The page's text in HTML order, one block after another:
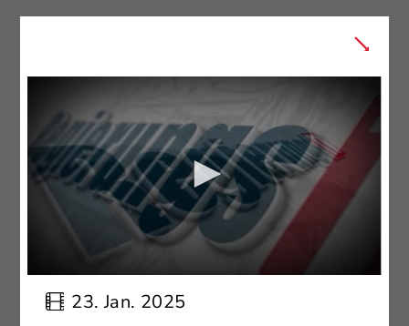
23. Jan. 2025